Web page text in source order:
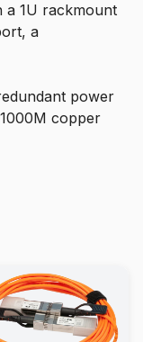
a 1U rackmount
a
power
copper